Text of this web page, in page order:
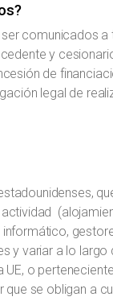
comunicados
y
de
legal de
y variar a lo
o
se obligan a